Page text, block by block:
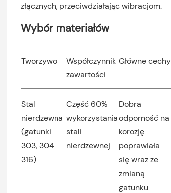
złącznych, przeciwdziałając wibracjom.
Wybór materiałów
Tworzywo
Współczynnik
zawartości
Główne cechy
Stal
nierdzewna
(gatunki
303, 304 i
316)
Część 60%
wykorzystania
stali
nierdzewnej
Dobra
odporność na
korozję
poprawiała
się wraz ze
zmianą
gatunku